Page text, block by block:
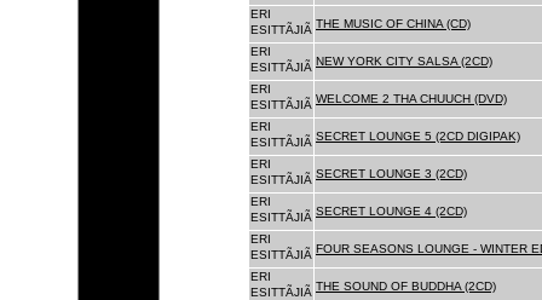
ERI
ESITTÃJIÃ THE MUSIC OF CHINA (CD)
ERI
ESITTÃJIÃ NEW YORK CITY SALSA (2CD)
ERI
ESITTÃJIÃ WELCOME 2 THA CHUUCH (DVD)
ERI
ESITTÃJIÃ SECRET LOUNGE 5 (2CD DIGIPAK)
ERI
ESITTÃJIÃ SECRET LOUNGE 3 (2CD)
ERI
ESITTÃJIÃ SECRET LOUNGE 4 (2CD)
ERI
ESITTÃJIÃ FOUR SEASONS LOUNGE - WINTER
ERI
ESITTÃJIÃ THE SOUND OF BUDDHA (2CD)